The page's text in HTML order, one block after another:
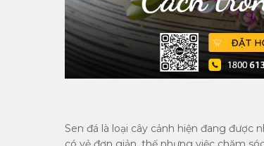
Sen đá là loại cây cảnh hiện đang được